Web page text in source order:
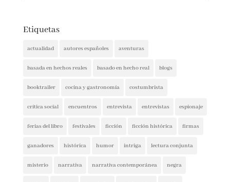
Etiquetas
actualidad autores españoles aventuras
basada en hechos reales basado en hecho real blogs
booktrailer cocina y gastronomía costumbrista
crítica social encuentros entrevista entrevistas
espionaje ferias del libro festivales ficción
ficción histórica firmas ganadores histórica humor
intriga lectura conjunta misterio narrativa